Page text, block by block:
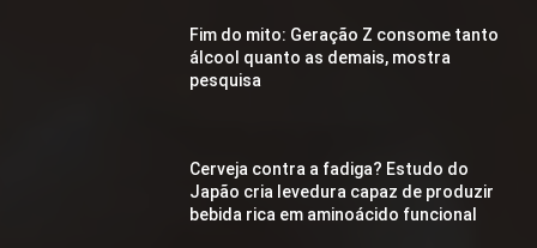
Fim do mito: Geração Z consome tanto
álcool quanto as demais, mostra
pesquisa
Cerveja contra a fadiga? Estudo do
Japão cria levedura capaz de produzir
bebida rica em aminoácido funcional